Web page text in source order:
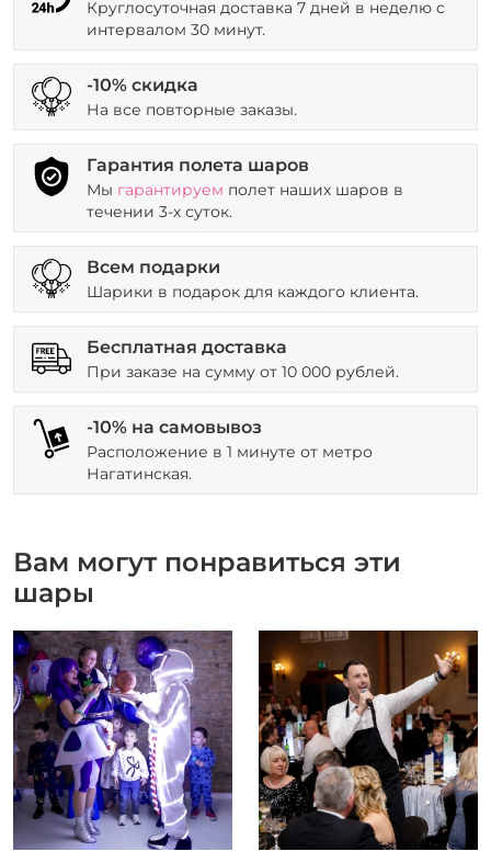
Круглосуточная доставка 7 дней в неделю с
интервалом 30 минут.
-10% скидка
На все повторные заказы.
Гарантия полета шаров
Мы гарантируем полет наших шаров в
течении 3-х суток.
Всем подарки
Шарики в подарок для каждого клиента.
Бесплатная доставка
При заказе на сумму от 10 000 рублей.
-10% на самовывоз
Расположение в 1 минуте от метро
Нагатинская.
Вам могут понравиться эти
шары